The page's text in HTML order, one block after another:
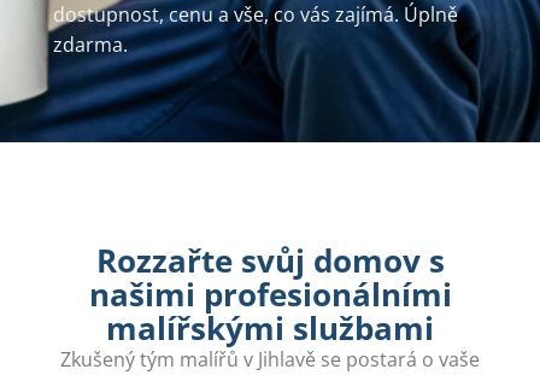
dostupnost, cenu a vše, co vás zajímá. Úplně
zdarma.
Rozzařte svůj domov s
našimi profesionálními
malířskými službami
Zkušený tým malířů v Jihlavě se postará o vaše